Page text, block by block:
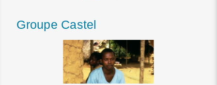
Groupe Castel